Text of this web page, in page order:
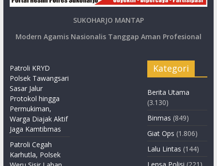
SUKOHARJO MANTAP
Modern Agamis Nasionalis Tanggap Aman Profesional
Patroli KRYD
Polsek Tawangsari
Sasar Jalur
Protokol hingga
Permukiman,
Warga Diajak Aktif
Jaga Kamtibmas
Patroli Cegah
Karhutla, Polsek
Kategori
Berita Utama
(3.130)
Binmas (849)
Giat Ops (1.806)
Lalu Lintas (144)